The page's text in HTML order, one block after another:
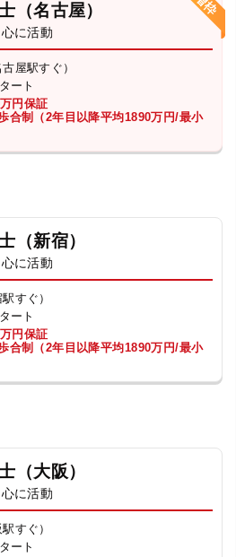
（名古屋）
に活動
屋駅すぐ）
ート
円保証
合制（2年目以降平均1890万円/最小
（新宿）
に活動
すぐ）
ート
円保証
合制（2年目以降平均1890万円/最小
（大阪）
に活動
すぐ）
ート
利用規約
賞 定義集 動画集